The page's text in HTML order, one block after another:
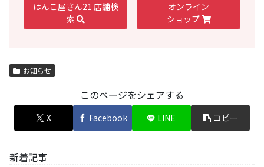
はんこ屋さん21 店舗検
索
オンライン
ショップ
お知らせ
このページをシェアする
X Facebook LINE コピー
新着記事